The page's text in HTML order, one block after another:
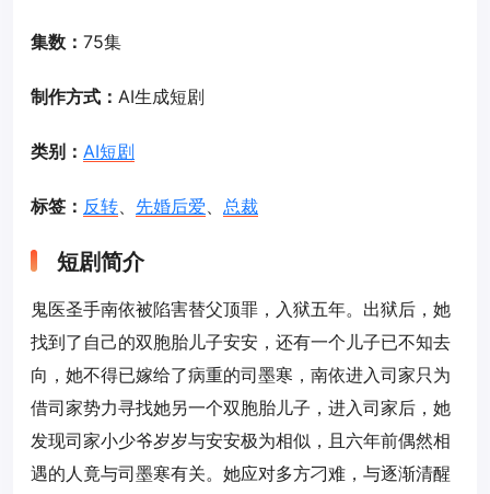
集数： 75集
制作方式： AI生成短剧
类别： AI短剧
标签： 反转、 先婚后爱、 总裁
短剧简介
鬼医圣手南依被陷害替父顶罪，入狱五年。出狱后，她
找到了自己的双胞胎儿子安安，还有一个儿子已不知去
向，她不得已嫁给了病重的司墨寒，南依进入司家只为
借司家势力寻找她另一个双胞胎儿子，进入司家后，她
发现司家小少爷岁岁与安安极为相似，且六年前偶然相
遇的人竟与司墨寒有关。她应对多方刁难，与逐渐清醒